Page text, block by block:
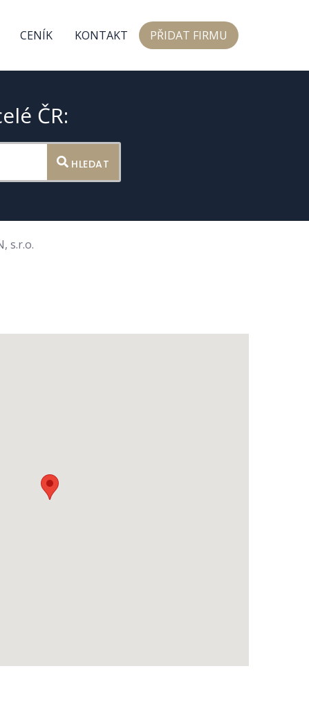
CENÍK KONTAKT PŘIDAT FIRMU
ČR:
HLEDAT
s.r.o.